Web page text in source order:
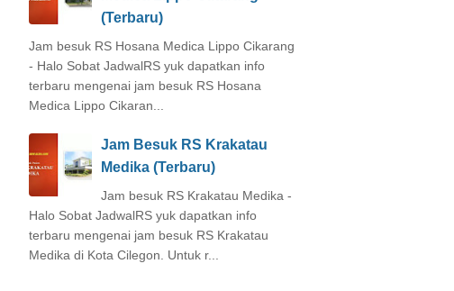
(Terbaru)
Jam besuk RS Hosana Medica Lippo Cikarang
- Halo Sobat JadwalRS yuk dapatkan info
terbaru mengenai jam besuk RS Hosana
Medica Lippo Cikaran...
Jam Besuk RS Krakatau
Medika (Terbaru)
Jam besuk RS Krakatau Medika -
Halo Sobat JadwalRS yuk dapatkan info
terbaru mengenai jam besuk RS Krakatau
Medika di Kota Cilegon. Untuk r...